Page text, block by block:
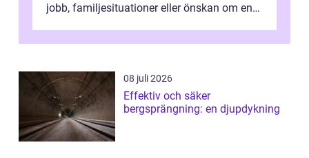
jobb, familjesituationer eller önskan om en
08 juli 2026
Effektiv och säker
bergsprängning: en djupdykning